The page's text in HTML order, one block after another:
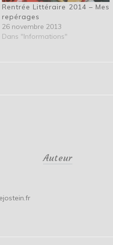
Rentrée Littéraire 2014 – Mes
repérages
26 novembre 2013
Dans "Informations"
Auteur